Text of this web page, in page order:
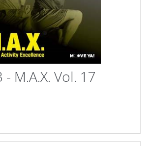
- M.A.X. Vol. 17